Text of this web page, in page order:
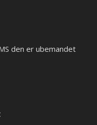
den er ubemandet